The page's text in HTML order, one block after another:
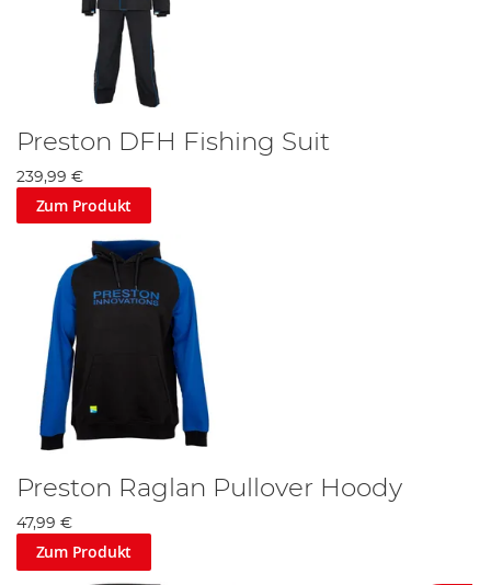
Preston DFH Fishing Suit
239,99 €
Zum Produkt
Preston Raglan Pullover Hoody
47,99 €
Zum Produkt